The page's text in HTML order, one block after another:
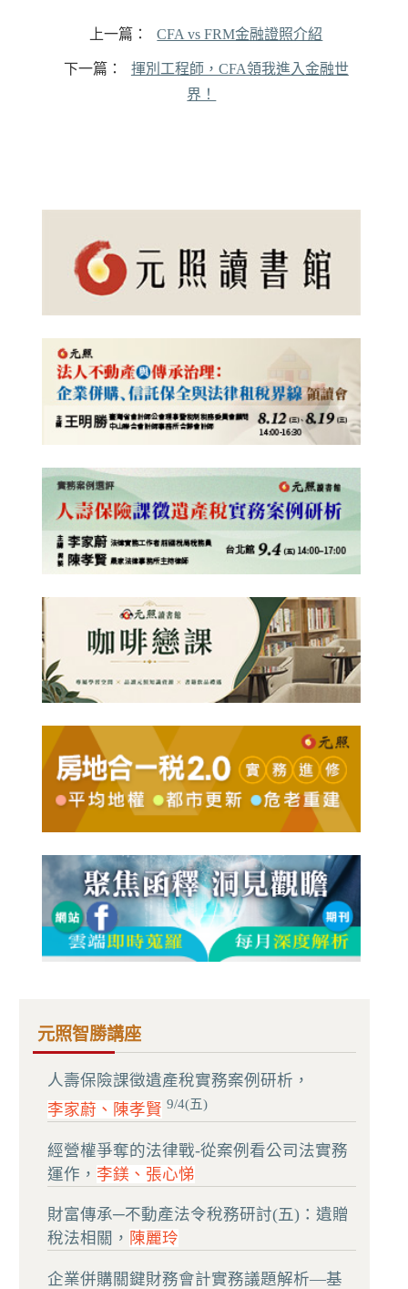
上一篇： CFA vs FRM金融證照介紹
下一篇：
揮別工程師，CFA領我進入金融世
界！
元照智勝講座
人壽保險課徵遺產稅實務案例研析，
李家蔚、陳孝賢 9/4(五)
經營權爭奪的法律戰-從案例看公司法實務
運作， 李鎂、張心悌
財富傳承─不動產法令稅務研討(五)：遺贈
稅法相關， 陳麗玲
企業併購關鍵財務會計實務議題解析—基